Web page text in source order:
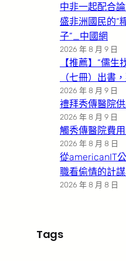
中非一起配合
盛非洲國民的“
子”_中國網
2026 年 8 月 9 日
【推薦】“儒
（七冊）出書
2026 年 8 月 9 日
禮拜秀傳醫院
2026 年 8 月 9 日
觸秀傳醫院費
2026 年 8 月 8 日
從americanIT
職看偷情的計
2026 年 8 月 8 日
Tags